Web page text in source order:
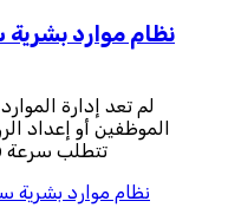
نظام موارد بشرية
لم تعد إدارة
الموظفين أو إعداد
تتطلب سرعة
نظام موارد بشرية